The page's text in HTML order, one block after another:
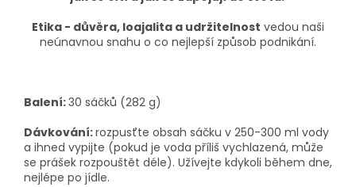
Etika - důvěra, loajalita a udržitelnost vedou naši
neúnavnou snahu o co nejlepší způsob podnikání.
Balení:30 sáčků (282 g)
Dávkování:rozpusťte obsah sáčku v 250-300 ml vody
a ihned vypijte (pokud je voda příliš vychlazená, může
se prášek rozpouštět déle). Užívejte kdykoli během dne,
nejlépe po jídle.